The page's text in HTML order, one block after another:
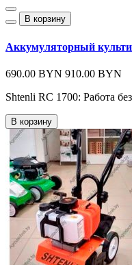
В корзину
Аккумуляторный
690.00 BYN 910.00 BYN
Shtenli RC 1700: Работа
В корзину